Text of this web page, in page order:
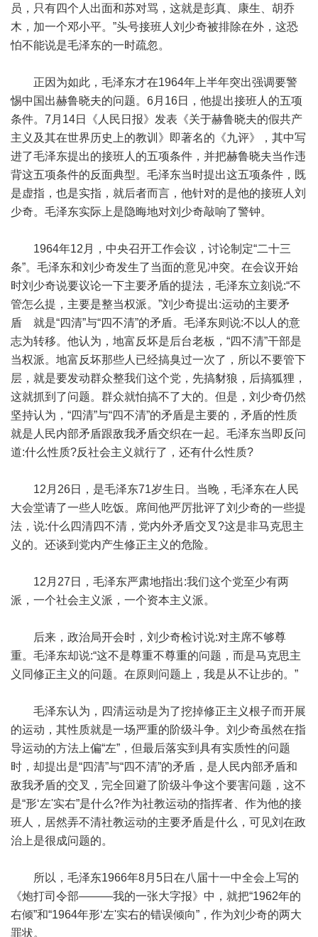
员，只有四个人出面和苏对骂，这就是彭真、康生、胡乔
木，加一个邓小平。”头号接班人刘少奇被排除在外，这恐
怕不能说是毛泽东的一时疏忽。
正因为如此，毛泽东才在1964年上半年突出强调要警
惕中国出赫鲁晓夫的问题。6月16日，他提出接班人的五项
条件。7月14日《人民日报》发表《关于赫鲁晓夫的假共产
主义及其在世界历史上的教训》即著名的《九评》，其中写
进了毛泽东提出的接班人的五项条件，并把赫鲁晓夫当作违
背这五项条件的反面典型。毛泽东当时提出这五项条件，既
是虚指，也是实指，就后者而言，他针对的是他的接班人刘
少奇。毛泽东实际上是隐晦地对刘少奇敲响了警钟。
1964年12月，中央召开工作会议，讨论制定“二十三
条”。毛泽东和刘少奇发生了当面的意见冲突。在会议开始
时刘少奇说要议论一下主要矛盾的提法，毛泽东立刻说:“不
管怎么提，主要是整当权派。”刘少奇提出:运动的主要矛
盾 就是“四清”与“四不清”的矛盾。毛泽东则说:不以人的意
志为转移。他认为，地富反坏是后台老板，“四不清”干部是
当权派。地富反坏那些人已经搞臭过一次了，所以不要管下
层，就是要发动群众整我们这个党，先搞豺狼，后搞狐狸，
这就抓到了问题。群众就怕搞不了大的。但是，刘少奇仍然
坚持认为，“四清”与“四不清”的矛盾是主要的，矛盾的性质
就是人民内部矛盾跟敌我矛盾交织在一起。毛泽东当即反问
道:什么性质?反社会主义就行了，还有什么性质?
12月26日，是毛泽东71岁生日。当晚，毛泽东在人民
大会堂请了一些人吃饭。席间他严厉批评了刘少奇的一些提
法，说:什么四清四不清，党内外矛盾交叉?这是非马克思主
义的。还谈到党内产生修正主义的危险。
12月27日，毛泽东严肃地指出:我们这个党至少有两
派，一个社会主义派，一个资本主义派。
后来，政治局开会时，刘少奇检讨说:对主席不够尊
重。毛泽东却说:“这不是尊重不尊重的问题，而是马克思主
义同修正主义的问题。在原则问题上，我是从不让步的。”
毛泽东认为，四清运动是为了挖掉修正主义根子而开展
的运动，其性质就是一场严重的阶级斗争。刘少奇虽然在指
导运动的方法上偏“左”，但最后落实到具有实质性的问题
时，却提出是“四清”与“四不清”的矛盾，是人民内部矛盾和
敌我矛盾的交叉，完全回避了阶级斗争这个要害问题，这不
是“形‘左'实右”是什么?作为社教运动的指挥者、作为他的接
班人，居然弄不清社教运动的主要矛盾是什么，可见刘在政
治上是很成问题的。
所以，毛泽东1966年8月5日在八届十一中全会上写的
《炮打司令部———我的一张大字报》中，就把“1962年的
右倾”和“1964年形‘左'实右的错误倾向”，作为刘少奇的两大
罪状。